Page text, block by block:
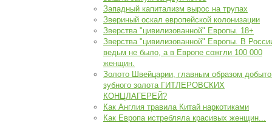
Западный капитализм вырос на трупах
Звериный оскал европейской колонизации
Зверства "цивилизованной" Европы. 18+
Зверства "цивилизованной" Европы. В
ведьм не было, а в Европе сожгли 100 000
женщин.
Золото Швейцарии, главным образом
зубного золота ГИТЛЕРОВСКИХ
КОНЦЛАГЕРЕЙ?
Как Англия травила Китай наркотиками
Как Европа истребляла красивых женщин...